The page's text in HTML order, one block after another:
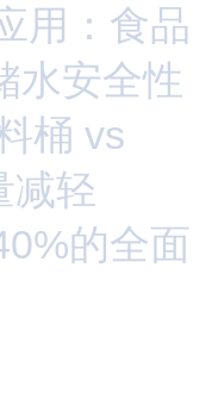
用：食品
水安全性
桶 vs
减轻
的全面